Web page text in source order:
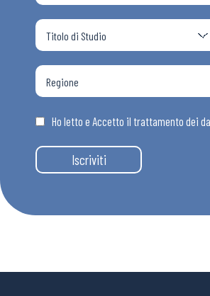
Ho letto e Accetto il trattamento dei
Iscriviti